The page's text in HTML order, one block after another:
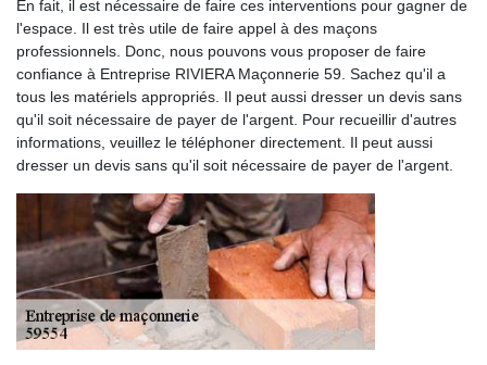
En fait, il est nécessaire de faire ces interventions pour gagner de
l'espace. Il est très utile de faire appel à des maçons
professionnels. Donc, nous pouvons vous proposer de faire
confiance à Entreprise RIVIERA Maçonnerie 59. Sachez qu'il a
tous les matériels appropriés. Il peut aussi dresser un devis sans
qu'il soit nécessaire de payer de l'argent. Pour recueillir d'autres
informations, veuillez le téléphoner directement. Il peut aussi
dresser un devis sans qu'il soit nécessaire de payer de l'argent.